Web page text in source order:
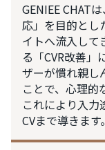
GENIEE CHAT
応」を目的とし
イトへ流入して
る「CVR改善」
ザーが慣れ親し
ことで、心理的
これにより入力
CVまで導きます。